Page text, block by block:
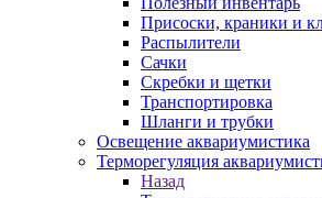
Присоски, краники и
Распылители
Сачки
Скребки и щетки
Транспортировка
Шланги и трубки
Освещение аквариумистика
Терморегуляция
Назад